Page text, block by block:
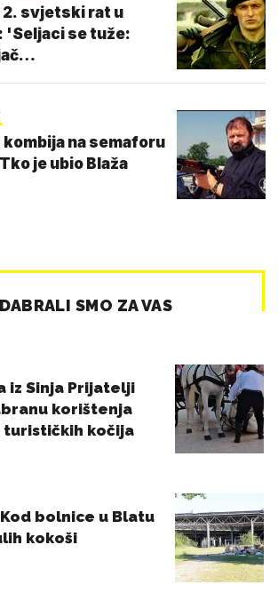
2. svjetski rat u
'Seljaci se tuže:
na semaforu
je ubio Blaža